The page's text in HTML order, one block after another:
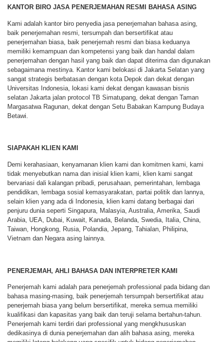
KANTOR BIRO JASA PENERJEMAHAN RESMI BAHASA ASING
Kami adalah kantor biro penyedia jasa penerjemahan bahasa asing,
baik penerjemahan resmi, tersumpah dan bersertifikat atau
penerjemahan biasa, baik penerjemah resmi dan biasa keduanya
memiliki kemampuan dan kompetensi yang baik dan handal dalam
penerjemahan dengan hasil yang baik dan dapat diterima dan digunakan
sebagaimana mestinya. Kantor kami belokasi di Jakarta Selatan yang
sangat strategis berbatasan dengan kota Depok dan dekat dengan
Universitas Indonesia, lokasi kami dekat dengan kawasan bisnis
selatan Jakarta jalan protocol TB Simatupang, dekat dengan Taman
Margasatwa Ragunan, dekat dengan Setu Babakan Kampung Budaya
Betawi.
SIAPAKAH KLIEN KAMI
Demi kerahasiaan, kenyamanan klien kami dan komitmen kami, kami
tidak menyebutkan nama dan inisial klien kami, klien kami sangat
bervariasi dali kalangan pribadi, perusahaan, pemerintahan, lembaga
pendidikan, lembaga sosial kemasyarakatan, partai politik dan lannya,
selain klien yang ada di Indonesia, klien kami datang berbagai dari
penjuru dunia seperti Singapura, Malasyia, Australia, Amerika, Saudi
Arabia, UEA, Dubai, Kuwait, Kanada, Belanda, Swedia, Italia, China,
Taiwan, Hongkong, Rusia, Polandia, Jepang, Tahialan, Philipina,
Vietnam dan Negara asing lainnya.
PENERJEMAH, AHLI BAHASA DAN INTERPRETER KAMI
Penerjemah kami adalah para penerjemah professional pada bidang dan
bahasa masing-masing, baik penerjemah tersumpah bersertifikat atau
penerjemah biasa yang belum bersertifikat, mereka semua memiliki
kualifikasi dan kapasitas yang baik dan teruji selama bertahun-tahun.
Penerjemah kami terdiri dari professional yang mengkhususkan
dedikasinya di dunia penerjemahan dan alih bahasa asing, mereka